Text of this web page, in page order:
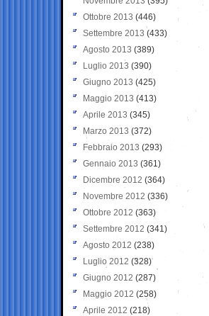
Ottobre 2013 (446)
Settembre 2013 (433)
Agosto 2013 (389)
Luglio 2013 (390)
Giugno 2013 (425)
Maggio 2013 (413)
Aprile 2013 (345)
Marzo 2013 (372)
Febbraio 2013 (293)
Gennaio 2013 (361)
Dicembre 2012 (364)
Novembre 2012 (336)
Ottobre 2012 (363)
Settembre 2012 (341)
Agosto 2012 (238)
Luglio 2012 (328)
Giugno 2012 (287)
Maggio 2012 (258)
Aprile 2012 (218)